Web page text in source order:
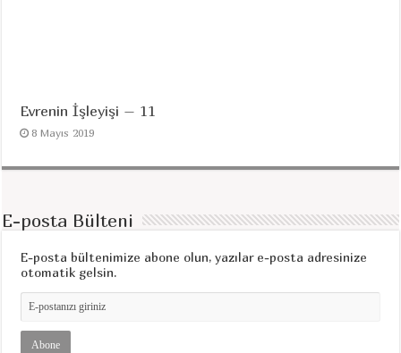
Evrenin İşleyişi – 11
8 Mayıs 2019
E-posta Bülteni
E-posta bültenimize abone olun, yazılar e-posta adresinize
otomatik gelsin.